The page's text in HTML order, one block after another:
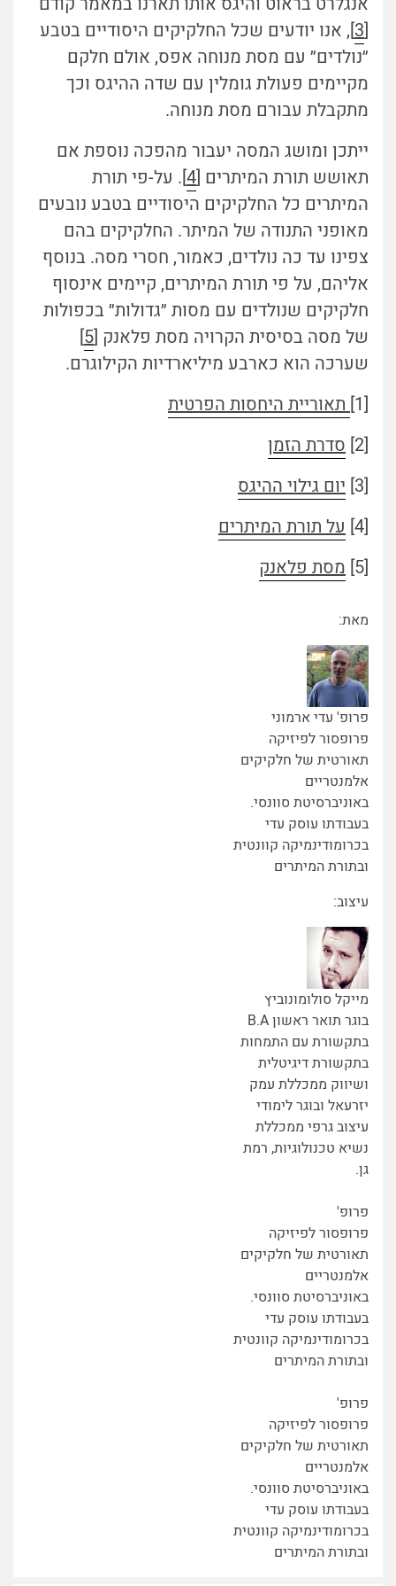
[
3], אנו יודעים שכל החלקיקים היסודיים בטבע
״נולדים״ עם מסת מנוחה אפס, אולם חלקם
מקיימים פעולת גומלין עם שדה ההיגס וכך
מתקבלת עבורם מסת מנוחה.
ייתכן ומושג המסה יעבור מהפכה נוספת אם
תאושש תורת המיתרים [4]. על-פי תורת
המיתרים כל החלקיקים היסודיים בטבע נובעים
מאופני התנודה של המיתר. החלקיקים בהם
צפינו עד כה נולדים, כאמור, חסרי מסה. בנוסף
אליהם, על פי תורת המיתרים, קיימים אינסוף
חלקיקים שנולדים עם מסות ״גדולות״ בכפולות
של מסה בסיסית הקרויה מסת פלאנק [5
]
שערכה הוא כארבע מיליארדיות הקילוגרם.
[1]
תאוריית היחסות הפרטית
[2]
סדרת הזמן
[3]
יום גילוי ההיגס
[4]
על תורת המיתרים
[5]
מסת פלאנק
מאת:
פרופ' עדי ארמוני
פרופסור לפיזיקה
תאורטית של חלקיקים
אלמנטריים
באוניברסיטת סוונסי.
בעבודתו עוסק עדי
בכרומודינמיקה קוונטית
ובתורת המיתרים
עיצוב:
מייקל סולומונוביץ
בוגר תואר ראשון B.A
בתקשורת עם התמחות
בתקשורת דיגיטלית
ושיווק ממכללת עמק
יזרעאל ובוגר לימודי
עיצוב גרפי ממכללת
נשיא טכנולוגיות, רמת
גן.
פרופ'
פרופסור לפיזיקה
תאורטית של חלקיקים
אלמנטריים
באוניברסיטת סוונסי.
בעבודתו עוסק עדי
בכרומודינמיקה קוונטית
ובתורת המיתרים
פרופ'
פרופסור לפיזיקה
תאורטית של חלקיקים
אלמנטריים
באוניברסיטת סוונסי.
בעבודתו עוסק עדי
בכרומודינמיקה קוונטית
ובתורת המיתרים